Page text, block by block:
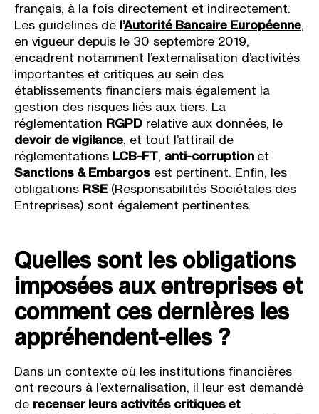
français, à la fois directement et indirectement.
Les guidelines de l’Autorité Bancaire Européenne,
en vigueur depuis le 30 septembre 2019,
encadrent notamment l’externalisation d’activités
importantes et critiques au sein des
établissements financiers mais également la
gestion des risques liés aux tiers. La
réglementation RGPD relative aux données, le
devoir de vigilance, et tout l’attirail de
réglementations LCB-FT, anti-corruption et
Sanctions & Embargos est pertinent. Enfin, les
obligations RSE(Responsabilités Sociétales des
Entreprises) sont également pertinentes.
Quelles sont les obligations
imposées aux entreprises et
comment ces dernières les
appréhendent-elles ?
Dans un contexte où les institutions financières
ont recours à l’externalisation, il leur est demandé
de recenser leurs activités critiques et